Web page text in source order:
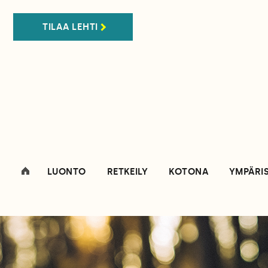
TILAA LEHTI
LUONTO RETKEILY KOTONA